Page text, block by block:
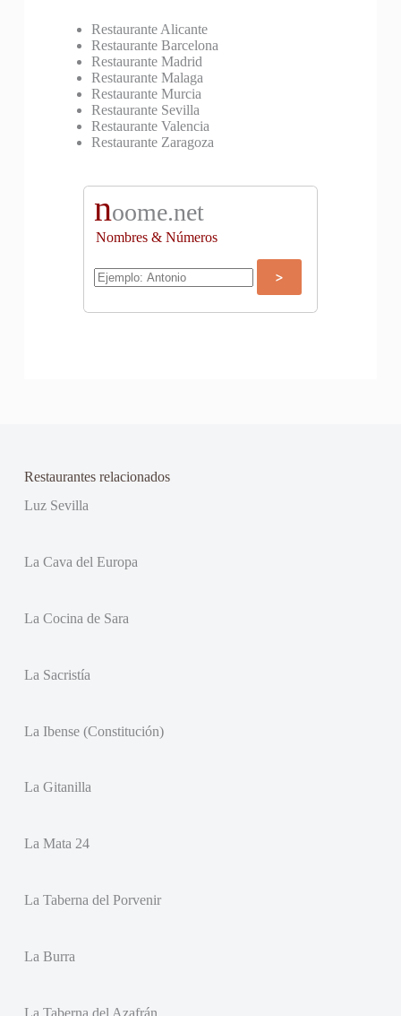
Restaurante Alicante
Restaurante Barcelona
Restaurante Madrid
Restaurante Malaga
Restaurante Murcia
Restaurante Sevilla
Restaurante Valencia
Restaurante Zaragoza
noome.net
Nombres & Números
Restaurantes relacionados
Luz Sevilla
La Cava del Europa
La Cocina de Sara
La Sacristía
La Ibense (Constitución)
La Gitanilla
La Mata 24
La Taberna del Porvenir
La Burra
La Taberna del Azafrán